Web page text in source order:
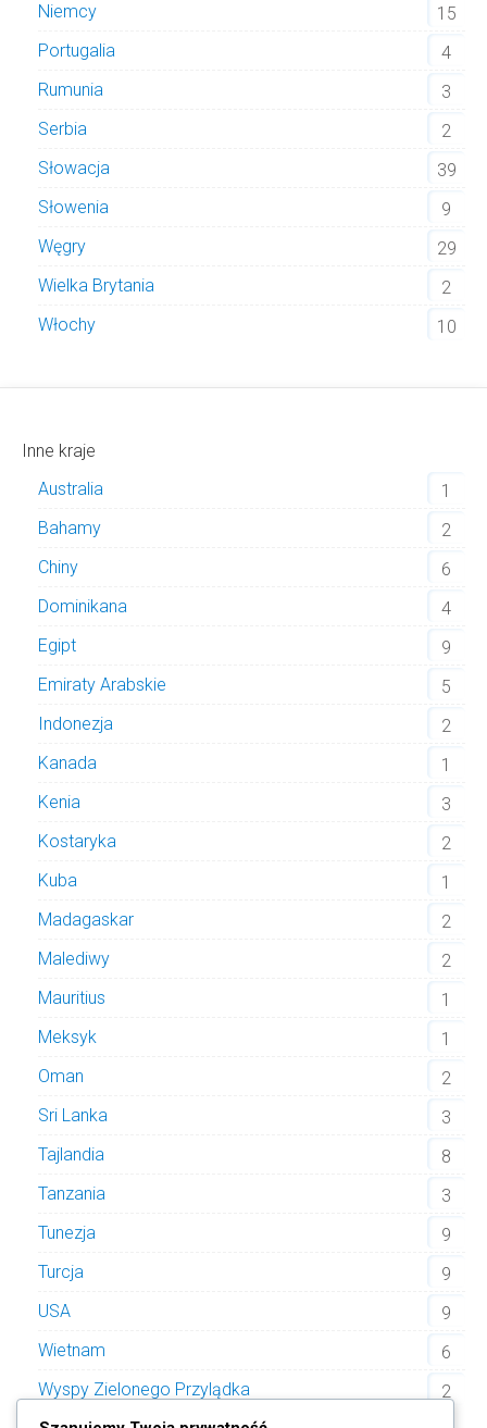
Niemcy
15
Portugalia
4
Rumunia
3
Serbia
2
Słowacja
39
Słowenia
9
Węgry
29
Wielka Brytania
2
Włochy
10
Inne kraje
Australia
1
Bahamy
2
Chiny
6
Dominikana
4
Egipt
9
Emiraty Arabskie
5
Indonezja
2
Kanada
1
Kenia
3
Kostaryka
2
Kuba
1
Madagaskar
2
Malediwy
2
Mauritius
1
Meksyk
1
Oman
2
Sri Lanka
3
Tajlandia
8
Tanzania
3
Tunezja
9
Turcja
9
USA
9
Wietnam
6
Wyspy Zielonego Przylądka
2